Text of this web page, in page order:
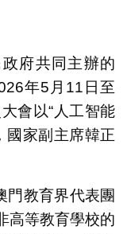
府共同主辦的
年5月11日至
會以“人工智能
國家副主席韓正
門教育界代表團
高等教育學校的